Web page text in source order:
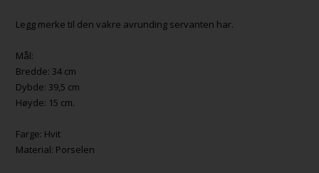
Legg merke til den vakre avrunding servanten har.
Mål:
Bredde: 34 cm
Dybde: 39,5 cm
Høyde: 15 cm.
Farge: Hvit
Material: Porselen